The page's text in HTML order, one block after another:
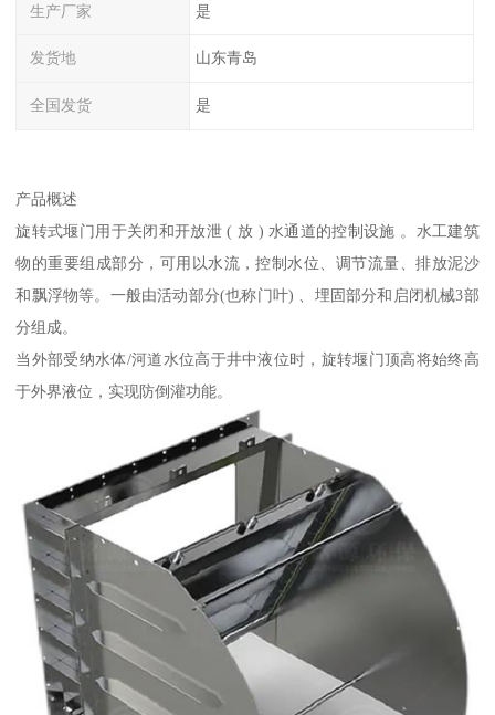
生产厂家 是
发货地 山东青岛
全国发货 是
产品概述
旋转式堰门用于关闭和开放泄 ( 放 ) 水通道的控制设施 。水工建筑
物的重要组成部分，可用以水流，控制水位、调节流量、排放泥沙
和飘浮物等。一般由活动部分(也称门叶) 、埋固部分和启闭机械3部
分组成。
当外部受纳水体/河道水位高于井中液位时，旋转堰门顶高将始终高
于外界液位，实现防倒灌功能。